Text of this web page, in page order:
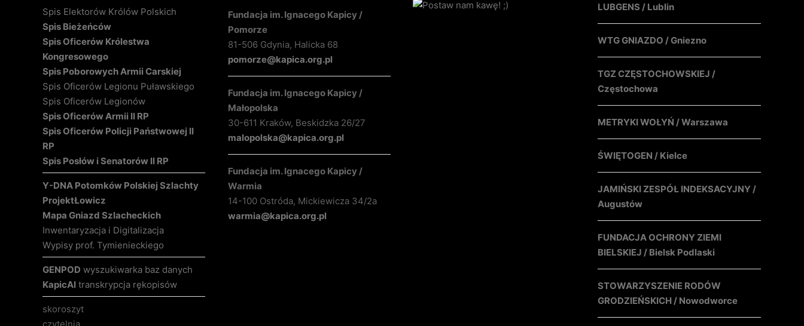
Spis Elektorów Królów Polskich
Spis Bieżeńców
Spis Oficerów Królestwa
Kongresowego
Spis Poborowych Armii Carskiej
Spis Oficerów Legionu Puławskiego
Spis Oficerów Legionów
Spis Oficerów Armii II RP
Spis Oficerów Policji Państwowej II
RP
Spis Posłów i Senatorów II RP
Y-DNA Potomków Polskiej Szlachty
ProjektŁowicz
Mapa Gniazd Szlacheckich
Inwentaryzacja i Digitalizacja
Wypisy prof. Tymienieckiego
GENPOD wyszukiwarka baz danych
KapicAI transkrypcja rękopisów
skoroszyt
czytelnia
Fundacja im. Ignacego Kapicy /
Pomorze
81-506 Gdynia, Halicka 68
pomorze@kapica.org.pl
Fundacja im. Ignacego Kapicy /
Małopolska
30-611 Kraków, Beskidzka 26/27
malopolska@kapica.org.pl
Fundacja im. Ignacego Kapicy /
Warmia
14-100 Ostróda, Mickiewicza 34/2a
warmia@kapica.org.pl
LUBGENS / Lublin
WTG GNIAZDO / Gniezno
TGZ CZĘSTOCHOWSKIEJ /
Częstochowa
METRYKI WOŁYŃ / Warszawa
ŚWIĘTOGEN / Kielce
JAMIŃSKI ZESPÓŁ INDEKSACYJNY /
Augustów
FUNDACJA OCHRONY ZIEMI
BIELSKIEJ / Bielsk Podlaski
STOWARZYSZENIE RODÓW
GRODZIEŃSKICH / Nowodworce